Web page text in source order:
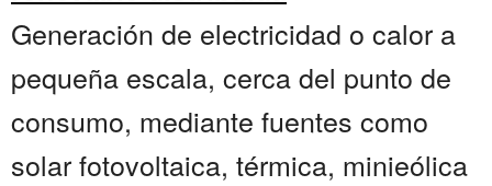
Generación de electricidad o calor a
pequeña escala, cerca del punto de
consumo, mediante fuentes como
solar fotovoltaica, térmica, minieólica